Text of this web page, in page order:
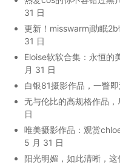
31 日
更新！misswarmj助眠
31 日
Eloise软软合集：永恒的
月 31 日
白银81摄影作品，一瞥即
无与伦比的高规格作品
日
唯美摄影作品：观赏
5 月 31 日
阳光明媚，如此清晰，